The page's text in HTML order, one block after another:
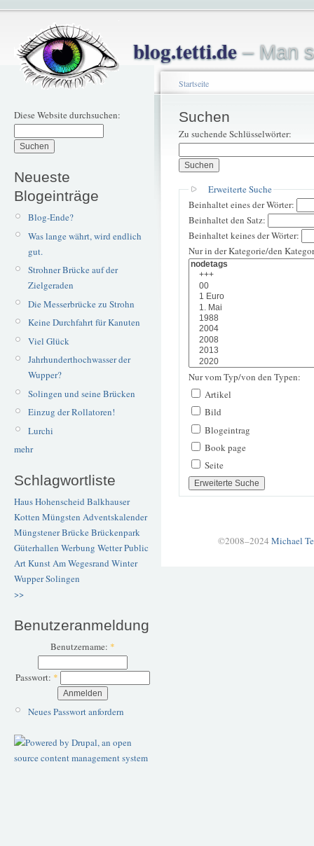
blog.tetti.de– Man
Diese Website durchsuchen:
Neueste
Blogeinträge
Blog-Ende?
Was lange währt, wird endlich
gut.
Strohner Brücke auf der
Zielgeraden
Die Messerbrücke zu Strohn
Keine Durchfahrt für Kanuten
Viel Glück
Jahrhunderthochwasser der
Wupper?
Solingen und seine Brücken
Einzug der Rollatoren!
Lurchi
mehr
Schlagwortliste
Haus Hohenscheid Balkhauser
Kotten Müngsten Adventskalender
Müngstener BrückeBrückenpark
Güterhallen Werbung WetterPublic
ArtKunstAm Wegesrand Winter
WupperSolingen
>>
Benutzeranmeldung
Benutzername: *
Passwort: *
Neues Passwort anfordern
Startseite
Suchen
Zu suchende Schlüsselwörter:
Erweiterte Suche
Beinhaltet eines der Wörter:
Beinhaltet den Satz:
Beinhaltet keines der Wörter:
Nur in der Kategorie/den
Nur vom Typ/von den Typen:
Artikel
Bild
Blogeintrag
Book page
Seite
©2008–2024 Michael